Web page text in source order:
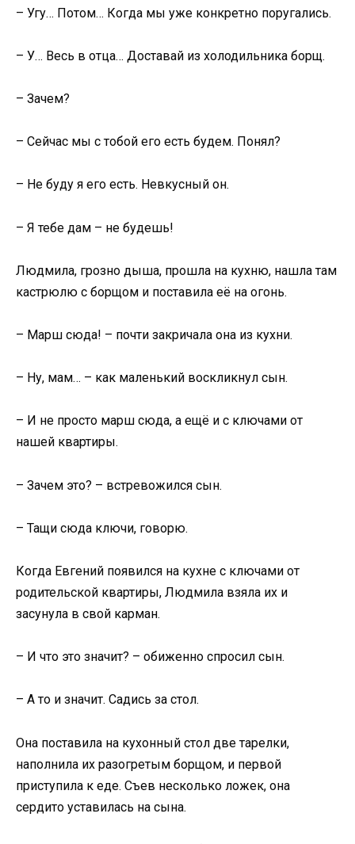
– Угу… Потом… Когда мы уже конкретно поругались.
– У… Весь в отца… Доставай из холодильника борщ.
– Зачем?
– Сейчас мы с тобой его есть будем. Понял?
– Не буду я его есть. Невкусный он.
– Я тебе дам – не будешь!
Людмила, грозно дыша, прошла на кухню, нашла там
кастрюлю с борщом и поставила её на огонь.
– Марш сюда! – почти закричала она из кухни.
– Ну, мам… – как маленький воскликнул сын.
– И не просто марш сюда, а ещё и с ключами от
нашей квартиры.
– Зачем это? – встревожился сын.
– Тащи сюда ключи, говорю.
Когда Евгений появился на кухне с ключами от
родительской квартиры, Людмила взяла их и
засунула в свой карман.
– И что это значит? – обиженно спросил сын.
– А то и значит. Садись за стол.
Она поставила на кухонный стол две тарелки,
наполнила их разогретым борщом, и первой
приступила к еде. Съев несколько ложек, она
сердито уставилась на сына.